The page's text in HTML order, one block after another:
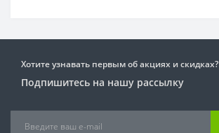
Хотите узнавать первым об акциях и скидках?
Подпишитесь на нашу рассылку